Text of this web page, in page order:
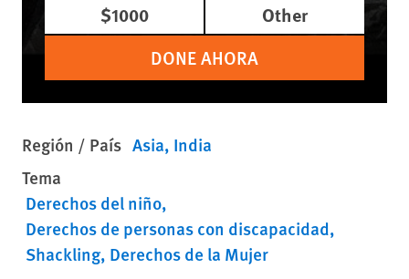
$1000
Other
DONE AHORA
Región / País Asia India
Tema
Derechos del niño
Derechos de personas con discapacidad
Shackling Derechos de la Mujer